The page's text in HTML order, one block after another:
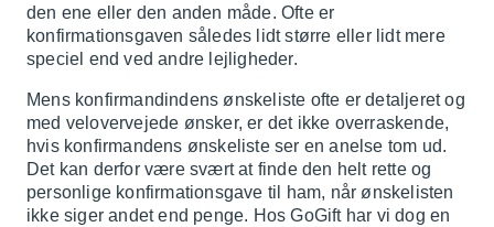
den ene eller den anden måde. Ofte er
konfirmationsgaven således lidt større eller lidt mere
speciel end ved andre lejligheder.
Mens konfirmandindens ønskeliste ofte er detaljeret og
med velovervejede ønsker, er det ikke overraskende,
hvis konfirmandens ønskeliste ser en anelse tom ud.
Det kan derfor være svært at finde den helt rette og
personlige konfirmationsgave til ham, når ønskelisten
ikke siger andet end penge. Hos GoGift har vi dog en